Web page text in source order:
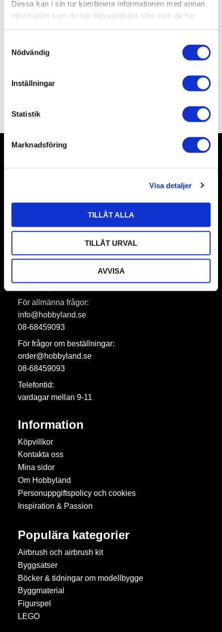
Dessa kan i sin tur kombinera informationen med annan
information som du har tillhandahållit eller som de har
Nödvändig
Inställningar
Statistik
Marknadsföring
Visa detaljer
TILLÅT ALLA
TILLÅT URVAL
AVVISA
Allmänt
Acrylfärg från Scale 75, innehåller 17 ml.
Burken kommer förseglad och behöver öppnas före
Nyhetsbrev
Prenumerera
Hobbyland AB
För allmänna frågor:
info@hobbyland.se
08-68459093
För frågor om beställningar:
order@hobbyland.se
08-68459093
Telefontid:
vardagar mellan 9-11
Information
Köpvillkor
Kontakta oss
Mina sidor
Om Hobbyland
Personuppgiftspolicy och cookies
Inspiration & Passion
Populära kategorier
Airbrush och airbrush kit
Byggsatser
Böcker & tidningar om modellbygge
Byggmaterial
Figurspel
LEGO